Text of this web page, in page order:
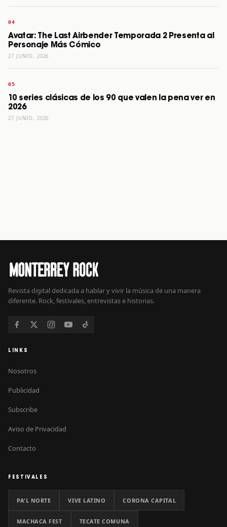
Avatar: The Last Airbender Temporada 2 Presenta al
Personaje Más Cómico
27 JUNIO, 2026
10 series clásicas de los 90 que valen la pena ver en
2026
27 JUNIO, 2026
Revista digital dedicada a hablar y vivir la música de una manera
diferente. Rock, festivales, entrevistas e historias.
LINKS
Nosotros
Publicidad
Subscribe
Aviso de Privacidad
Contacto
FESTIVALES
PA'L NORTE VIVE LATINO CORONA CAPITAL
MACHACA FEST TECATE COMUNA